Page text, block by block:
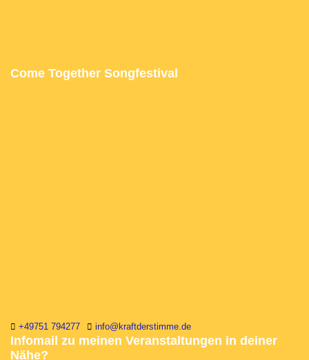
Come Together Songfestival
+49751 794277 info@kraftderstimme.de
Infomail zu meinen Veranstaltungen in deiner
Nähe?